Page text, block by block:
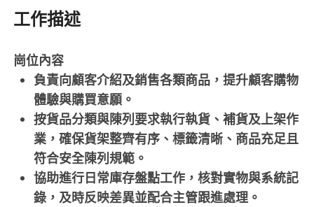
工作描述
崗位內容
負責向顧客介紹及銷售各類商品，提升顧客購物
體驗與購買意願。
按貨品分類與陳列要求執行執貨、補貨及上架作
業，確保貨架整齊有序、標籤清晰、商品充足且
符合安全陳列規範。
協助進行日常庫存盤點工作，核對實物與系統記
錄，及時反映差異並配合主管跟進處理。